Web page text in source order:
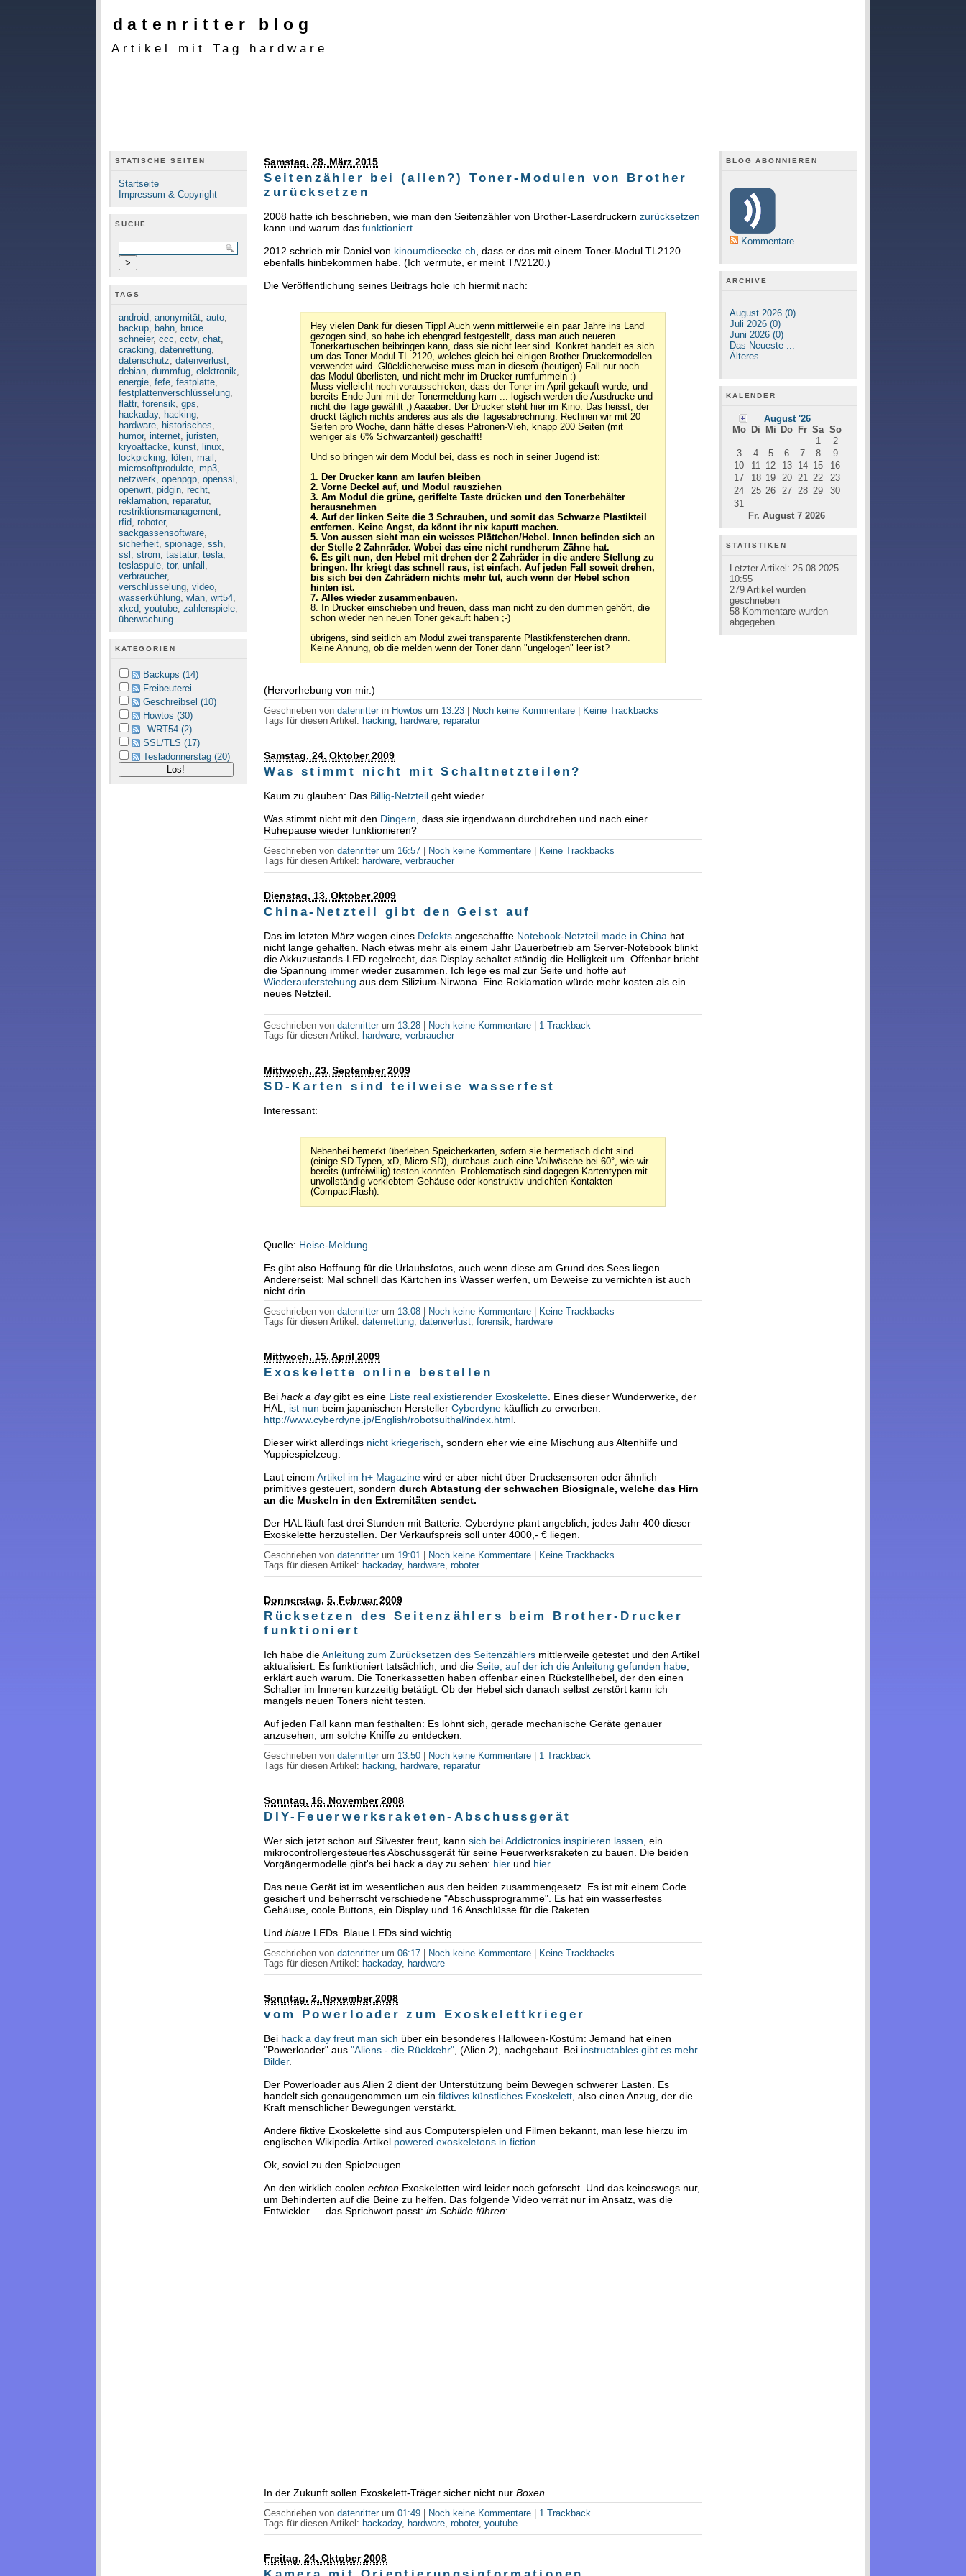
datenritter blog
Artikel mit Tag hardware
STATISCHE SEITEN
Startseite
Impressum & Copyright
SUCHE
TAGS
android, anonymität, auto,
backup, bahn, bruce
schneier, ccc, cctv, chat,
cracking, datenrettung,
datenschutz, datenverlust,
debian, dummfug, elektronik,
energie, fefe, festplatte,
festplattenverschlüsselung,
flattr, forensik, gps,
hackaday, hacking,
hardware, historisches,
humor, internet, juristen,
kryoattacke, kunst, linux,
lockpicking, löten, mail ,
microsoftprodukte, mp3,
netzwerk, openpgp, openssl ,
openwrt, pidgin, recht,
reklamation, reparatur,
restriktionsmanagement,
rfid, roboter,
sackgassensoftware,
sicherheit, spionage, ssh,
ssl , strom, tastatur, tesla,
teslaspule, tor, unfall ,
verbraucher,
verschlüsselung, video,
wasserkühlung, wlan, wrt54,
xkcd, youtube, zahlenspiele,
überwachung
KATEGORIEN
Backups (14)
Freibeuterei
Geschreibsel (10)
Howtos (30)
WRT54 (2)
SSL/TLS (17)
Tesladonnerstag (20)
Samstag, 28. März 2015
Seitenzähler bei (allen?) Toner-Modulen von Brother
zurücksetzen
2008 hatte ich beschrieben, wie man den Seitenzähler von Brother-Laserdruckernzurücksetzen
kann und warum dasfunktioniert
2012 schrieb mir Daniel von kinoumdieecke.ch , dass er das mit einem Toner-Modul TL2120
ebenfalls hinbekommen habe. (Ich vermute, er meint TN2120.)
Die Veröffentlichung seines Beitrags hole ich hiermit nach:
Hey vielen Dank für diesen Tipp! Auch wenn mittlerweile ein paar Jahre ins Land
gezogen sind, so habe ich ebengrad festgestellt, dass man auch neueren
Tonerkartuschen beibringen kann, dass sie nicht leer sind. Konkret handelt es sich
um das Toner-Modul TL 2120, welches gleich bei einigen Brother Druckermodellen
verwendet wird. Glücklicherweise muss man in diesem (heutigen) Fall nur noch
das Modul überlisten, und nicht mehr im Drucker rumfummeln :)
Muss vielleicht noch vorausschicken, dass der Toner im April gekauft wurde, und
bereits Ende Juni mit der Tonermeldung kam ... logisch werden die Ausdrucke und
nicht die Tage gewählt ;) Aaaaber: Der Drucker steht hier im Kino. Das heisst, der
druckt täglich nichts anderes aus als die Tagesabrechnung. Rechnen wir mit 20
Seiten pro Woche, dann hätte dieses Patronen-Vieh, knapp 200 Seiten (mit
weniger als 6% Schwarzanteil) geschafft!
Und so bringen wir dem Modul bei, dass es noch in seiner Jugend ist:
1. Der Drucker kann am laufen bleiben
2. Vorne Deckel auf, und Modul rausziehen
3. Am Modul die grüne, geriffelte Taste drücken und den Tonerbehälter
herausnehmen
4. Auf der linken Seite die 3 Schrauben, und somit das Schwarze Plastikteil
entfernen. Keine Angst, da könnt ihr nix kaputt machen.
5. Von aussen sieht man ein weisses Plättchen/Hebel. Innen befinden sich an
der Stelle 2 Zahnräder. Wobei das eine nicht rundherum Zähne hat.
6. Es gilt nun, den Hebel mit drehen der 2 Zahräder in die andere Stellung zu
bringen. Ihr kriegt das schnell raus, ist einfach. Auf jeden Fall soweit drehen,
bis sich bei den Zahrädern nichts mehr tut, auch wenn der Hebel schon
hinten ist.
7. Alles wieder zusammenbauen.
8. In Drucker einschieben und freuen, dass man nicht zu den dummen gehört, die
schon wieder nen neuen Toner gekauft haben ;-)
übrigens, sind seitlich am Modul zwei transparente Plastikfensterchen drann.
Keine Ahnung, ob die melden wenn der Toner dann "ungelogen" leer ist?
(Hervorhebung von mir.)
Geschrieben vondatenritterin Howtos um 13:23 Noch keine Kommentare
Keine Trackbacks
Tags für diesen Artikel: hacking hardware ,reparatur
Samstag, 24. Oktober 2009
Was stimmt nicht mit Schaltnetzteilen?
Kaum zu glauben: Das Billig-Netzteil geht wieder.
Was stimmt nicht mit den Dingern , dass sie irgendwann durchdrehen und nach einer
Ruhepause wieder funktionieren?
Geschrieben vondatenritterum 16:57 Noch keine Kommentare
Keine Trackbacks
Tags für diesen Artikel: hardware ,verbraucher
Dienstag, 13. Oktober 2009
China-Netzteil gibt den Geist auf
Das im letzten März wegen eines Defekts angeschaffte Notebook-Netzteil made in China hat
nicht lange gehalten. Nach etwas mehr als einem Jahr Dauerbetrieb am Server-Notebook blinkt
die Akkuzustands-LED regelrecht, das Display schaltet ständig die Helligkeit um. Offenbar bricht
die Spannung immer wieder zusammen. Ich lege es mal zur Seite und hoffe auf
Wiederauferstehung aus dem Silizium-Nirwana. Eine Reklamation würde mehr kosten als ein
neues Netzteil.
Geschrieben vondatenritterum 13:28 Noch keine Kommentare
1 Trackback
Tags für diesen Artikel: hardware,verbraucher
Mittwoch, 23. September 2009
SD-Karten sind teilweise wasserfest
Interessant:
Nebenbei bemerkt überleben Speicherkarten, sofern sie hermetisch dicht sind
(einige SD-Typen, xD, Micro-SD), durchaus auch eine Vollwäsche bei 60°, wie wir
bereits (unfreiwillig) testen konnten. Problematisch sind dagegen Kartentypen mit
unvollständig verklebtem Gehäuse oder konstruktiv undichten Kontakten
(CompactFlash).
Quelle: Heise-Meldung
Es gibt also Hoffnung für die Urlaubsfotos, auch wenn diese am Grund des Sees liegen.
Andererseist: Mal schnell das Kärtchen ins Wasser werfen, um Beweise zu vernichten ist auch
nicht drin.
Geschrieben vondatenritterum 13:08 Noch keine Kommentare
Keine Trackbacks
Tags für diesen Artikel:datenrettung ,datenverlust ,forensik hardware
Mittwoch, 15. April 2009
Exoskelette online bestellen
Beihack a daygibt es eine Liste real existierender Exoskelette . Eines dieser Wunderwerke, der
HAL, ist nun beim japanischen HerstellerCyberdyne käuflich zu erwerben:
http://www.cyberdyne.jp/English/robotsuithal/index.html
Dieser wirkt allerdings nicht kriegerisch , sondern eher wie eine Mischung aus Altenhilfe und
Yuppiespielzeug.
Laut einemArtikel im h+ Magazine wird er aber nicht über Drucksensoren oder ähnlich
primitives gesteuert, sonderndurch Abtastung der schwachen Biosignale, welche das Hirn
an die Muskeln in den Extremitäten sendet.
Der HAL läuft fast drei Stunden mit Batterie. Cyberdyne plant angeblich, jedes Jahr 400 dieser
Exoskelette herzustellen. Der Verkaufspreis soll unter 4000,- € liegen.
Geschrieben vondatenritterum 19:01 Noch keine Kommentare
Keine Trackbacks
Tags für diesen Artikel: hackaday, hardware ,roboter
Donnerstag, 5. Februar 2009
Rücksetzen des Seitenzählers beim Brother-Drucker
funktioniert
Ich habe dieAnleitung zum Zurücksetzen des Seitenzählers mittlerweile getestet und den Artikel
aktualisiert. Es funktioniert tatsächlich, und dieSeite, auf der ich die Anleitung gefunden habe
erklärt auch warum. Die Tonerkassetten haben offenbar einen Rückstellhebel, der den einen
Schalter im Inneren kurzzeitig betätigt. Ob der Hebel sich danach selbst zerstört kann ich
mangels neuen Toners nicht testen.
Auf jeden Fall kann man festhalten: Es lohnt sich, gerade mechanische Geräte genauer
anzusehen, um solche Kniffe zu entdecken.
Geschrieben vondatenritterum 13:50 Noch keine Kommentare
1 Trackback
Tags für diesen Artikel: hacking hardware ,reparatur
Sonntag, 16. November 2008
DIY-Feuerwerksraketen-Abschussgerät
Wer sich jetzt schon auf Silvester freut, kannsich bei Addictronics inspirieren lassen , ein
mikrocontrollergesteuertes Abschussgerät für seine Feuerwerksraketen zu bauen. Die beiden
Vorgängermodelle gibt's bei hack a day zu sehen: hier und hier.
Das neue Gerät ist im wesentlichen aus den beiden zusammengesetz. Es ist mit einem Code
gesichert und beherrscht verschiedene "Abschussprogramme". Es hat ein wasserfestes
Gehäuse, coole Buttons, ein Display und 16 Anschlüsse für die Raketen.
Undblaue LEDs. Blaue LEDs sind wichtig.
Geschrieben vondatenritterum06:17 Noch keine Kommentare
Keine Trackbacks
Tags für diesen Artikel: hackaday, hardware
Sonntag, 2. November 2008
vom Powerloader zum Exoskelettkrieger
Bei hack a day freut man sich über ein besonderes Halloween-Kostüm: Jemand hat einen
"Powerloader" aus"Aliens - die Rückkehr" , (Alien 2), nachgebaut. Bei instructables gibt es mehr
Bilder.
Der Powerloader aus Alien 2 dient der Unterstützung beim Bewegen schwerer Lasten. Es
handelt sich genaugenommen um einfiktives künstliches Exoskelett , also einen Anzug, der die
Kraft menschlicher Bewegungen verstärkt.
Andere fiktive Exoskelette sind aus Computerspielen und Filmen bekannt, man lese hierzu im
englischen Wikipedia-Artikel powered exoskeletons in fiction
Ok, soviel zu den Spielzeugen.
An den wirklich coolenechten Exoskeletten wird leider noch geforscht. Und das keineswegs nur,
um Behinderten auf die Beine zu helfen. Das folgende Video verrät nur im Ansatz, was die
Entwickler — das Sprichwort passt:im Schilde führen:
In der Zukunft sollen Exoskelett-Träger sicher nicht nurBoxen
Geschrieben vondatenritterum01:49 Noch keine Kommentare
1 Trackback
Tags für diesen Artikel: hackaday, hardware,roboter,youtube
Freitag, 24. Oktober 2008
BLOG ABONNIEREN
Kommentare
ARCHIVE
August 2026 (0)
Juli 2026 (0)
Juni 2026 (0)
Das Neueste ...
Älteres ...
KALENDER
August '26
Mo
Di Mi Do Fr Sa So
Fr. August 7 2026
1
2
3
4 5 6 7 8
9
10
11 12 13 14 15
16
17
18 19 20 21 22
23
24
25 26 27 28 29
30
31
STATISTIKEN
Letzter Artikel: 25.08.2025
10:55
279Artikel wurden
geschrieben
58Kommentare wurden
abgegeben